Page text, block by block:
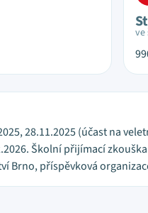
ve
28.11.2025 (účast na
Školní přijímací
Brno, příspěvková